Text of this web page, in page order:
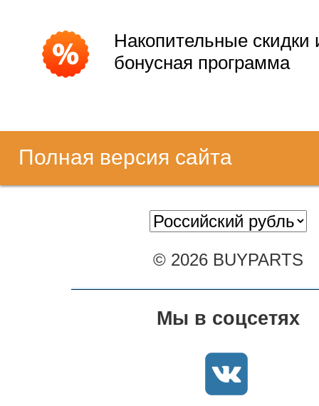
Накопительные скидки
бонусная программа
Полная версия сайта
© 2026 BUYPARTS
Мы в соцсетях